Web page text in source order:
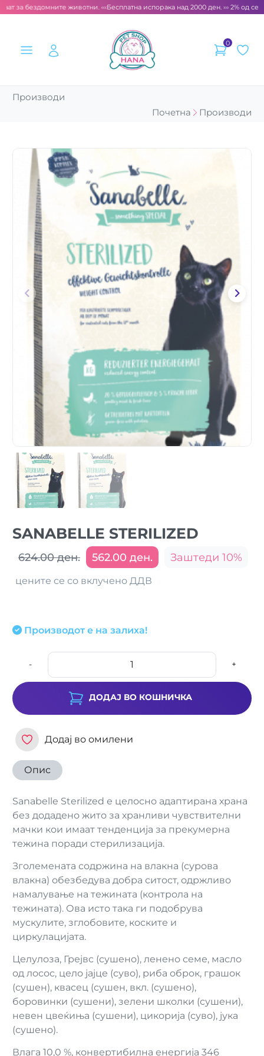
за бездомните животни. ‹‹‹Бесплатна испорака над 2000 ден. ››› 2% од
0
Производи
Почетна
Производи
SANABELLE STERILIZED
624.00 ден. 562.00 ден. Заштеди 10%
цените се со вклучено ДДВ
Производот е на залиха!
- +
ДОДАЈ ВО КОШНИЧКА
Додај во омилени
Опис
Sanabelle Sterilized е целосно адаптирана храна
без додадено жито за хранливи чувствителни
мачки кои имаат тенденција за прекумерна
тежина поради стерилизација.
Зголемената содржина на влакна (сурова
влакна) обезбедува добра ситост, одржливо
намалување на тежината (контрола на
тежината). Ова исто така ги подобрува
мускулите, зглобовите, коските и
циркулацијата.
Целулоза, Грејвс (сушено), ленено семе, масло
од лосос, цело јајце (суво), риба оброк, грашок
(сушен), квасец (сушен, вкл. (сушено),
боровинки (сушени), зелени школки (сушени),
невен цвеќиња (сушени), цикорија (суво), јука
(сушено).
Влага 10,0 %, конвертибилна енергија 346